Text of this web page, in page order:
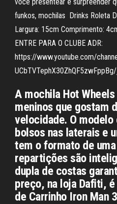
funkos, mochilas Drinks Roleta
Largura: 15cm Comprimento:
ENTRE PARA O CLUBE ADR:
https://www.youtube.com/
UCbTVTephX30ZhQF5zwFppBg/
A mochila Hot
meninos que gostam
velocidade. O
bolsos nas laterais e
tem o formato de
repartições são
dupla de costas
preço, na loja Dafiti,
de Carrinho Iron Man 3